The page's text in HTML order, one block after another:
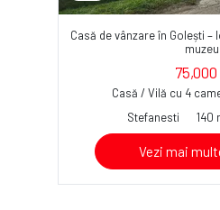
Casă de vânzare în Golești
muzeu
Casă / Vilă cu 4
Stefanesti
140
Vezi mai